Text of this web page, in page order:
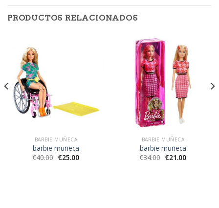
PRODUCTOS RELACIONADOS
BARBIE MUÑECA
barbie muñeca
€40.00 €25.00
BARBIE MUÑECA
barbie muñeca
€34.00 €21.00